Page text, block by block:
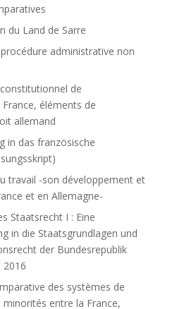
du Land de Sarre
procédure administrative non
de
France, éléments de
allemand
in das französische
travail -son développement et
et en Allemagne-
Staatsrecht I : Eine
in die Staatsgrundlagen und
der Bundesrepublik
2016
des systèmes de
entre la France,